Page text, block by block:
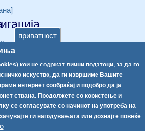
приватност
кои не содржат лични податоци, за да го
искуство, да ги извршиме Вашите
интернет сообраќај и подобро да ја
страна. Продолжете со користење и
се согласувате со начинот на употреба на
ги нагодувањата или дознајте повеќе